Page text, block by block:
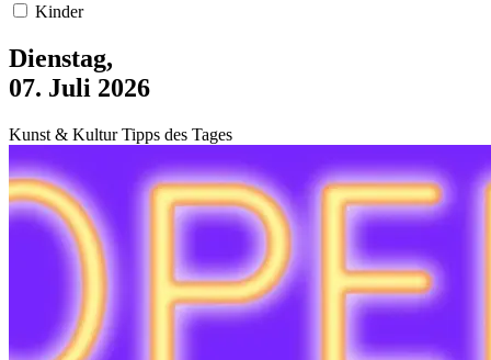
Kinder
Dienstag,
07. Juli 2026
Kunst & Kultur Tipps des Tages